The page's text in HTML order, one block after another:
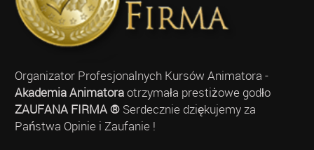
Organizator Profesjonalnych Kursów Animatora -
Akademia Animatoraotrzymała prestiżowe godło
ZAUFANA FIRMA ®Serdecznie dziękujemy za
Państwa Opinie i Zaufanie !